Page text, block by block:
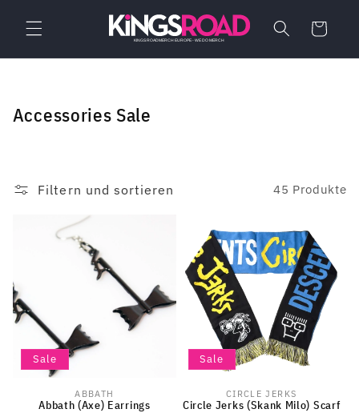
zum
Inhalt
Warenkorb
K
e
i
e
:
Accessories Sale
Filtern und sortieren 45 Produkte
Sale
Anbieter:
ABBATH
Abbath (Axe) Earrings
Sale
Anbieter:
CIRCLE JERKS
Circle Jerks (Skank Milo) Scarf